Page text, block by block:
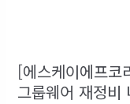
[에스케이에프
그룹웨어 재정비